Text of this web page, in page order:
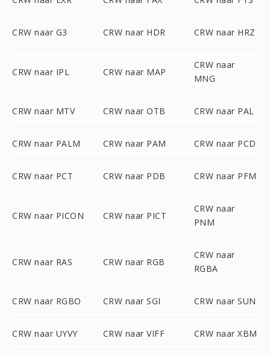
CRW naar G3 CRW naar HDR CRW naar HRZ
CRW naar IPL CRW naar MAP
CRW naar
MNG
CRW naar MTV CRW naar OTB CRW naar PAL
CRW naar PALM CRW naar PAM CRW naar PCD
CRW naar PCT CRW naar PDB CRW naar PFM
CRW naar PICON CRW naar PICT
CRW naar
PNM
CRW naar RAS CRW naar RGB
CRW naar
RGBA
CRW naar RGBO CRW naar SGI CRW naar SUN
CRW naar UYVY CRW naar VIFF CRW naar XBM